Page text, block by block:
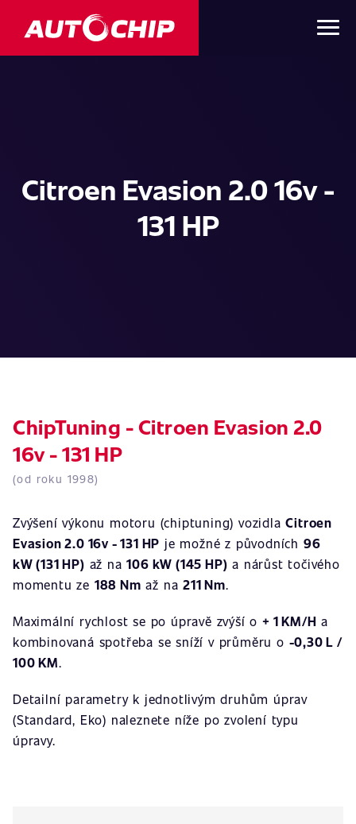
Citroen Evasion 2.0 16v -
131 HP
ChipTuning - Citroen Evasion 2.0
16v - 131 HP
(od roku 1998)
Zvýšení výkonu motoru (chiptuning) vozidlaCitroen
Evasion 2.0 16v - 131 HP je možné z původních 96
kW (131 HP) až na106 kW (145 HP) a nárůst točivého
momentu ze 188 Nm až na211 Nm.
Maximální rychlost se po úpravě zvýší o + 1 KM/H a
kombinovaná spotřeba se sníží v průměru o -0,30 L /
100 KM.
Detailní parametry k jednotlivým druhům úprav
(Standard, Eko) naleznete níže po zvolení typu
úpravy.